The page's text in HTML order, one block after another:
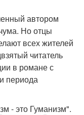
автором
Но отцы
всех жителей
читатель
в романе с
периода
- это Гуманизм".